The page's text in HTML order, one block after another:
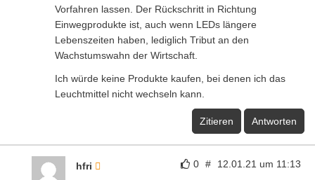
Vorfahren lassen. Der Rückschritt in Richtung
Einwegprodukte ist, auch wenn LEDs längere
Lebenszeiten haben, lediglich Tribut an den
Wachstumswahn der Wirtschaft.
Ich würde keine Produkte kaufen, bei denen ich das
Leuchtmittel nicht wechseln kann.
Zitieren Antworten
0 # 12.01.21 um 11:13
hfri